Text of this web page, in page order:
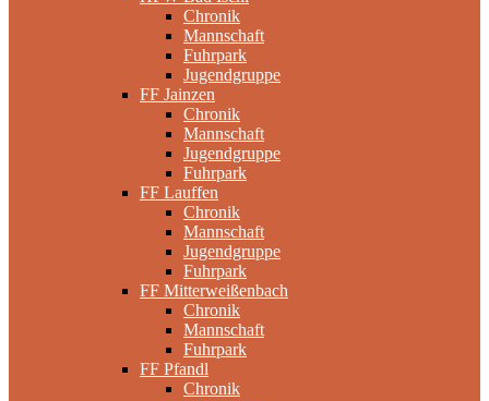
Chronik
Mannschaft
Fuhrpark
Jugendgruppe
FF Jainzen
Chronik
Mannschaft
Jugendgruppe
Fuhrpark
FF Lauffen
Chronik
Mannschaft
Jugendgruppe
Fuhrpark
FF Mitterweißenbach
Chronik
Mannschaft
Fuhrpark
FF Pfandl
Chronik